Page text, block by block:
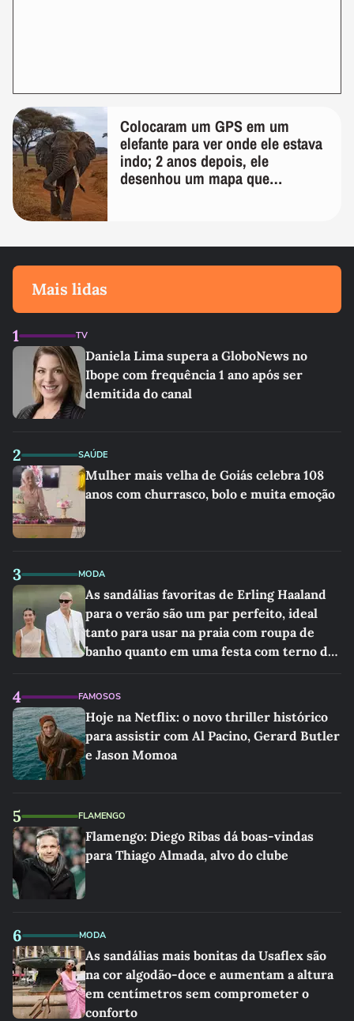
Colocaram um GPS em um
elefante para ver onde ele estava
indo; 2 anos depois, ele
desenhou um mapa que
Mais lidas
1 TV
Daniela Lima supera a GloboNews no
Ibope com frequência 1 ano após ser
demitida do canal
2 SAÚDE
Mulher mais velha de Goiás celebra 108
anos com churrasco, bolo e muita emoção
3 MODA
As sandálias favoritas de Erling Haaland
para o verão são um par perfeito, ideal
tanto para usar na praia com roupa de
banho quanto em uma festa com terno de
4 FAMOSOS
Hoje na Netflix: o novo thriller histórico
para assistir com Al Pacino, Gerard Butler
e Jason Momoa
5 FLAMENGO
Flamengo: Diego Ribas dá boas-vindas
para Thiago Almada, alvo do clube
6 MODA
As sandálias mais bonitas da Usaflex são
na cor algodão-doce e aumentam a altura
em centímetros sem comprometer o
conforto